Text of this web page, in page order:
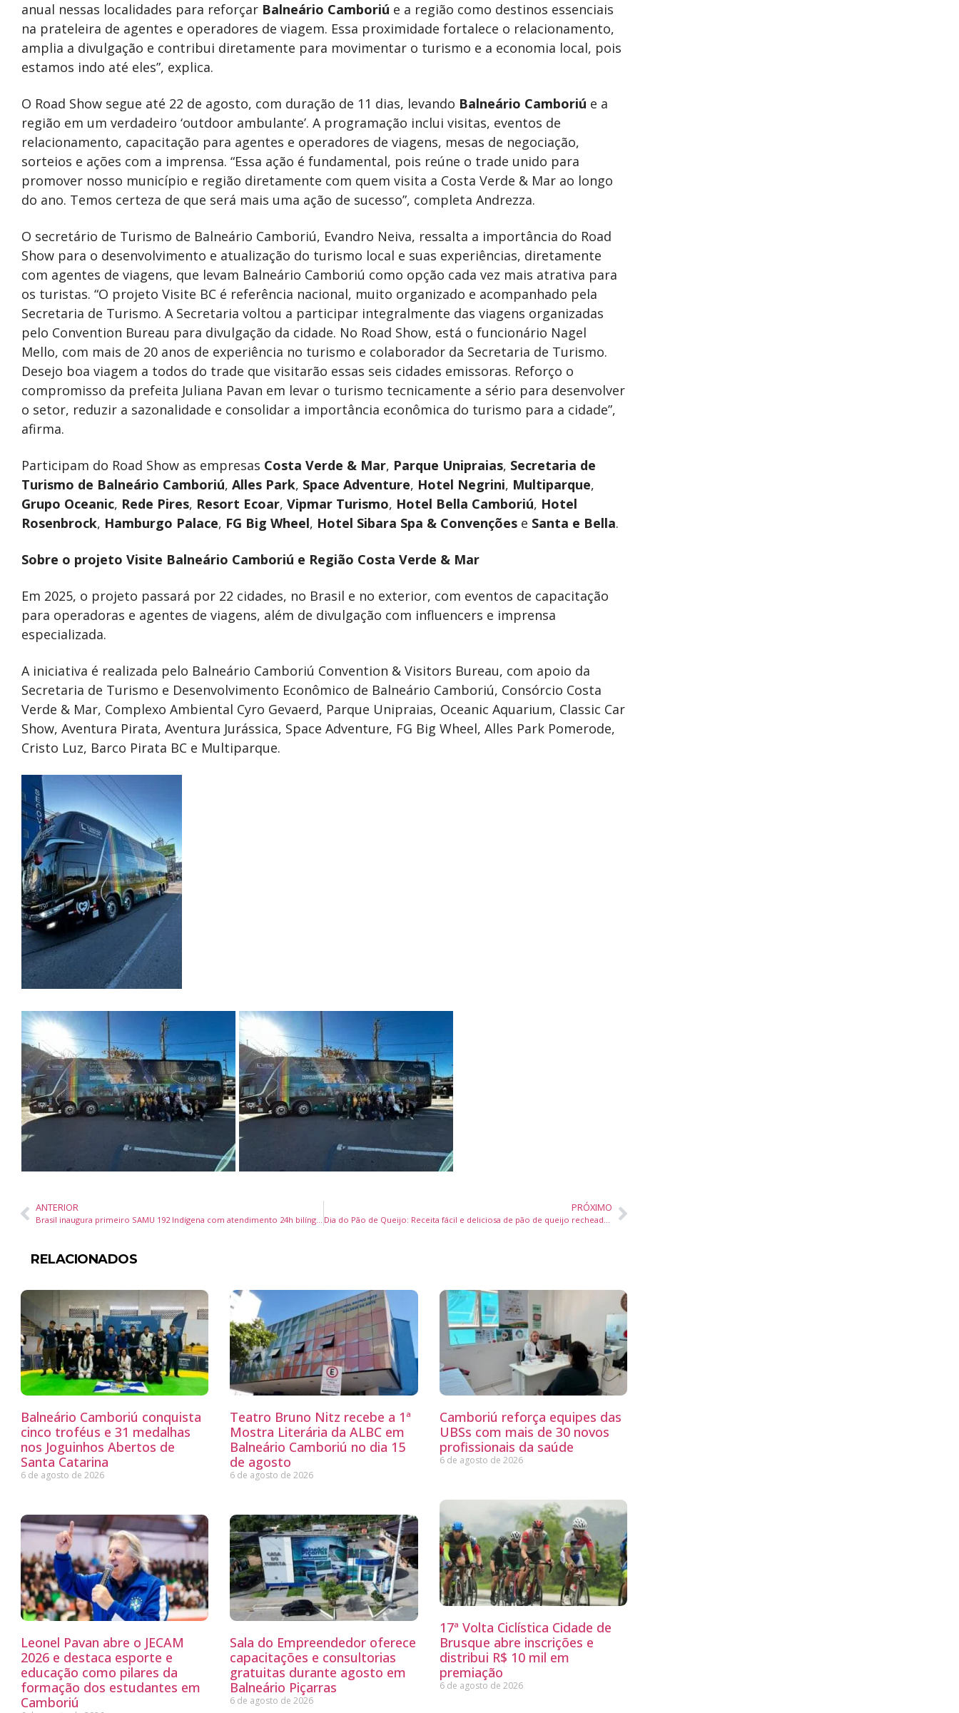
anual nessas localidades para reforçar Balneário Camboriú e a região como destinos essenciais
na prateleira de agentes e operadores de viagem. Essa proximidade fortalece o relacionamento,
amplia a divulgação e contribui diretamente para movimentar o turismo e a economia local, pois
estamos indo até eles”, explica.
O Road Show segue até 22 de agosto, com duração de 11 dias, levando Balneário Camboriú e a
região em um verdadeiro ‘outdoor ambulante’. A programação inclui visitas, eventos de
relacionamento, capacitação para agentes e operadores de viagens, mesas de negociação,
sorteios e ações com a imprensa. “Essa ação é fundamental, pois reúne o trade unido para
promover nosso município e região diretamente com quem visita a Costa Verde & Mar ao longo
do ano. Temos certeza de que será mais uma ação de sucesso”, completa Andrezza.
O secretário de Turismo de Balneário Camboriú, Evandro Neiva, ressalta a importância do Road
Show para o desenvolvimento e atualização do turismo local e suas experiências, diretamente
com agentes de viagens, que levam Balneário Camboriú como opção cada vez mais atrativa para
os turistas. “O projeto Visite BC é referência nacional, muito organizado e acompanhado pela
Secretaria de Turismo. A Secretaria voltou a participar integralmente das viagens organizadas
pelo Convention Bureau para divulgação da cidade. No Road Show, está o funcionário Nagel
Mello, com mais de 20 anos de experiência no turismo e colaborador da Secretaria de Turismo.
Desejo boa viagem a todos do trade que visitarão essas seis cidades emissoras. Reforço o
compromisso da prefeita Juliana Pavan em levar o turismo tecnicamente a sério para desenvolver
o setor, reduzir a sazonalidade e consolidar a importância econômica do turismo para a cidade”,
afirma.
Participam do Road Show as empresas Costa Verde & Mar, Parque Unipraias, Secretaria de
Turismo de Balneário Camboriú, Alles Park, Space Adventure, Hotel Negrini, Multiparque,
Grupo Oceanic, Rede Pires, Resort Ecoar, Vipmar Turismo, Hotel Bella Camboriú, Hotel
Rosenbrock, Hamburgo Palace, FG Big Wheel, Hotel Sibara Spa & Convenções e Santa e Bella.
Sobre o projeto Visite Balneário Camboriú e Região Costa Verde & Mar
Em 2025, o projeto passará por 22 cidades, no Brasil e no exterior, com eventos de capacitação
para operadoras e agentes de viagens, além de divulgação com influencers e imprensa
especializada.
A iniciativa é realizada pelo Balneário Camboriú Convention & Visitors Bureau, com apoio da
Secretaria de Turismo e Desenvolvimento Econômico de Balneário Camboriú, Consórcio Costa
Verde & Mar, Complexo Ambiental Cyro Gevaerd, Parque Unipraias, Oceanic Aquarium, Classic Car
Show, Aventura Pirata, Aventura Jurássica, Space Adventure, FG Big Wheel, Alles Park Pomerode,
Cristo Luz, Barco Pirata BC e Multiparque.
ANTERIOR
Brasil inaugura primeiro SAMU 192 Indígena com atendimento 24h bilíngue para etnias Guarani, Kaiowá e Terena
PRÓXIMO
Dia do Pão de Queijo: Receita fácil e deliciosa de pão de queijo recheado com doce de leite
RELACIONADOS
Balneário Camboriú conquista
cinco troféus e 31 medalhas
nos Joguinhos Abertos de
Santa Catarina
6 de agosto de 2026
Teatro Bruno Nitz recebe a 1ª
Mostra Literária da ALBC em
Balneário Camboriú no dia 15
de agosto
6 de agosto de 2026
Camboriú reforça equipes das
UBSs com mais de 30 novos
profissionais da saúde
6 de agosto de 2026
Leonel Pavan abre o JECAM
2026 e destaca esporte e
educação como pilares da
formação dos estudantes em
Camboriú
Sala do Empreendedor oferece
capacitações e consultorias
gratuitas durante agosto em
Balneário Piçarras
6 de agosto de 2026
17ª Volta Ciclística Cidade de
Brusque abre inscrições e
distribui R$ 10 mil em
premiação
6 de agosto de 2026